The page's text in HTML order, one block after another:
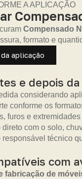
A APLICAÇÃO
Compensado
formato e
aplicação
e depois
considerando
conforme os
furos e extremidades
direto com o solo,
responsável técnico
com
fabricação de